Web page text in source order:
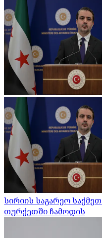
სირიის საგარეო
თურქეთში ჩამოდის